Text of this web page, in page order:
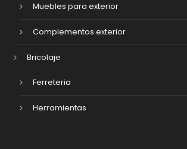
Muebles para exterior
Complementos exterior
Bricolaje
Ferreteria
Herramientas